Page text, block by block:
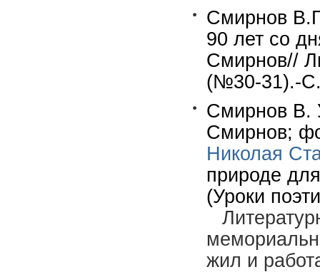
Смирнов
90 лет со
Смирнов//
(№30-31).-
Смирнов В.
Смирнов;
Николая
природе
(Уроки
жил и